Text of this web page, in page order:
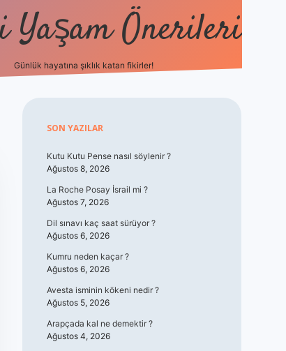
Yaşam Önerileri
Günlük hayatına şıklık katan fikirler!
Sidebar
SON YAZILAR
Kutu Kutu Pense nasıl söylenir ?
Ağustos 8, 2026
La Roche Posay İsrail mi ?
Ağustos 7, 2026
Dil sınavı kaç saat sürüyor ?
Ağustos 6, 2026
Kumru neden kaçar ?
Ağustos 6, 2026
Avesta isminin kökeni nedir ?
Ağustos 5, 2026
Arapçada kal ne demektir ?
Ağustos 4, 2026